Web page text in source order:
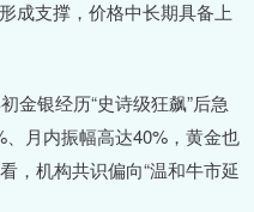
成支撑，价格中长期具备上
银经历“史诗级狂飙”后急
月内振幅高达40%，黄金也
，机构共识偏向“温和牛市延